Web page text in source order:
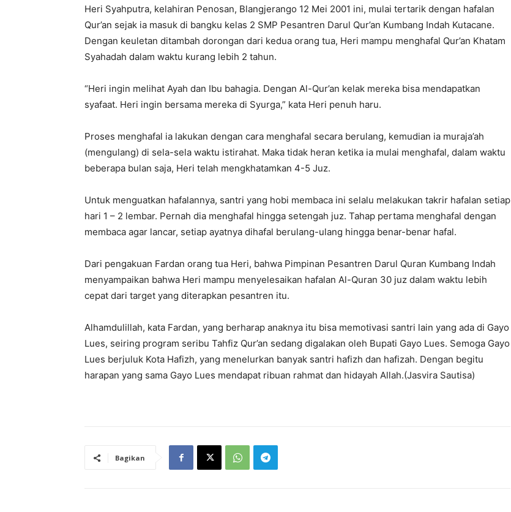
Heri Syahputra, kelahiran Penosan, Blangjerango 12 Mei 2001 ini, mulai tertarik dengan hafalan
Qur’an sejak ia masuk di bangku kelas 2 SMP Pesantren Darul Qur’an Kumbang Indah Kutacane.
Dengan keuletan ditambah dorongan dari kedua orang tua, Heri mampu menghafal Qur’an Khatam
Syahadah dalam waktu kurang lebih 2 tahun.
“Heri ingin melihat Ayah dan Ibu bahagia. Dengan Al-Qur’an kelak mereka bisa mendapatkan
syafaat. Heri ingin bersama mereka di Syurga,” kata Heri penuh haru.
Proses menghafal ia lakukan dengan cara menghafal secara berulang, kemudian ia muraja’ah
(mengulang) di sela-sela waktu istirahat. Maka tidak heran ketika ia mulai menghafal, dalam waktu
beberapa bulan saja, Heri telah mengkhatamkan 4-5 Juz.
Untuk menguatkan hafalannya, santri yang hobi membaca ini selalu melakukan takrir hafalan setiap
hari 1 – 2 lembar. Pernah dia menghafal hingga setengah juz. Tahap pertama menghafal dengan
membaca agar lancar, setiap ayatnya dihafal berulang-ulang hingga benar-benar hafal.
Dari pengakuan Fardan orang tua Heri, bahwa Pimpinan Pesantren Darul Quran Kumbang Indah
menyampaikan bahwa Heri mampu menyelesaikan hafalan Al-Quran 30 juz dalam waktu lebih
cepat dari target yang diterapkan pesantren itu.
Alhamdulillah, kata Fardan, yang berharap anaknya itu bisa memotivasi santri lain yang ada di Gayo
Lues, seiring program seribu Tahfiz Qur’an sedang digalakan oleh Bupati Gayo Lues. Semoga Gayo
Lues berjuluk Kota Hafizh, yang menelurkan banyak santri hafizh dan hafizah. Dengan begitu
harapan yang sama Gayo Lues mendapat ribuan rahmat dan hidayah Allah.(Jasvira Sautisa)
Bagikan